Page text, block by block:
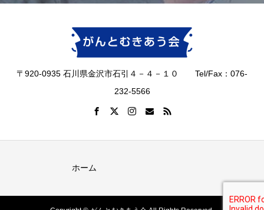
〒920-0935 石川県金沢市石引４－４－１０ Tel/Fax：076-
232-5566
ホーム